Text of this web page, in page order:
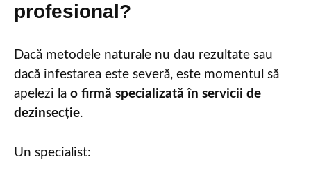
profesional?
Dacă metodele naturale nu dau rezultate sau
dacă infestarea este severă, este momentul să
apelezi la o firmă specializată în servicii de
dezinsecție.
Un specialist: